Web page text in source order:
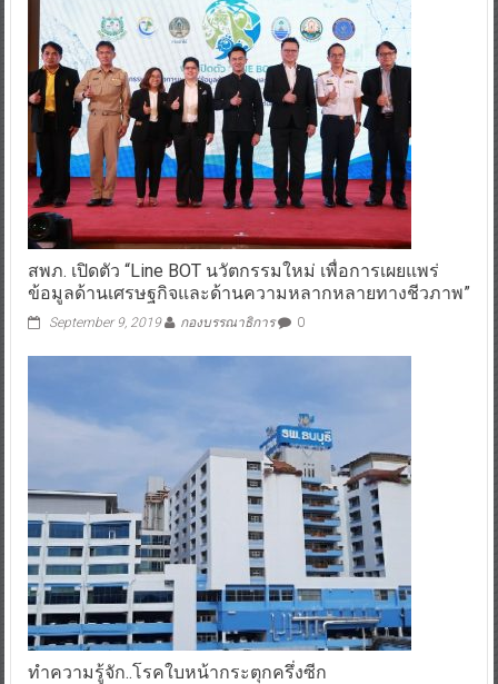
สพภ. เปิดตัว “Line BOT นวัตกรรมใหม่ เพื่อการเผยแพร่
ข้อมูลด้านเศรษฐกิจและด้านความหลากหลายทางชีวภาพ”
September 9, 2019 กองบรรณาธิการ 0
ทำความรู้จัก..โรคใบหน้ากระตุกครึ่งซีก